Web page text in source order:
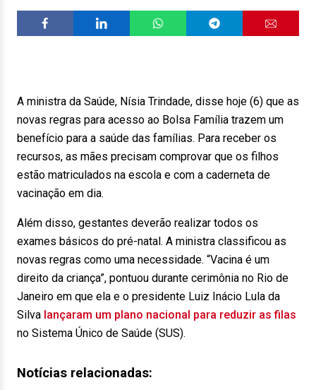
A ministra da Saúde, Nísia Trindade, disse hoje (6) que as
novas regras para acesso ao Bolsa Família trazem um
benefício para a saúde das famílias. Para receber os
recursos, as mães precisam comprovar que os filhos
estão matriculados na escola e com a caderneta de
vacinação em dia.
Além disso, gestantes deverão realizar todos os
exames básicos do pré-natal. A ministra classificou as
novas regras como uma necessidade. “Vacina é um
direito da criança”, pontuou durante cerimônia no Rio de
Janeiro em que ela e o presidente Luiz Inácio Lula da
Silva lançaram um plano nacional para reduzir as filas
no Sistema Único de Saúde (SUS).
Notícias relacionadas: